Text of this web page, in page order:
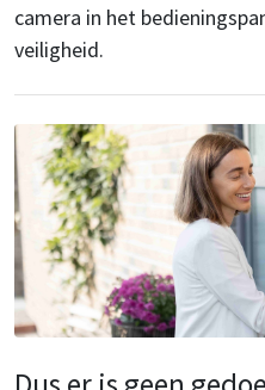
camera in het
veiligheid.